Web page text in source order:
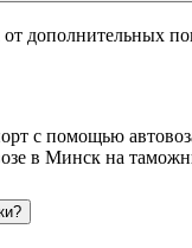
дополнительных
с помощью
в Минск на